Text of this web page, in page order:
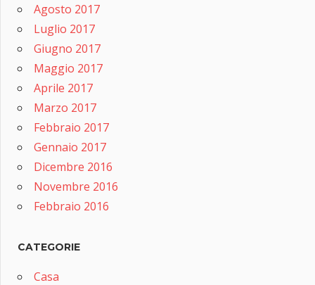
Agosto 2017
Luglio 2017
Giugno 2017
Maggio 2017
Aprile 2017
Marzo 2017
Febbraio 2017
Gennaio 2017
Dicembre 2016
Novembre 2016
Febbraio 2016
CATEGORIE
Casa